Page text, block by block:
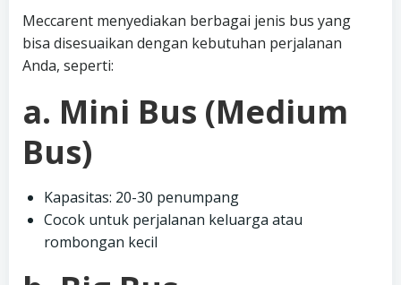
Meccarent menyediakan berbagai jenis bus yang
bisa disesuaikan dengan kebutuhan perjalanan
Anda, seperti:
a. Mini Bus (Medium
Bus)
Kapasitas: 20-30 penumpang
Cocok untuk perjalanan keluarga atau
rombongan kecil